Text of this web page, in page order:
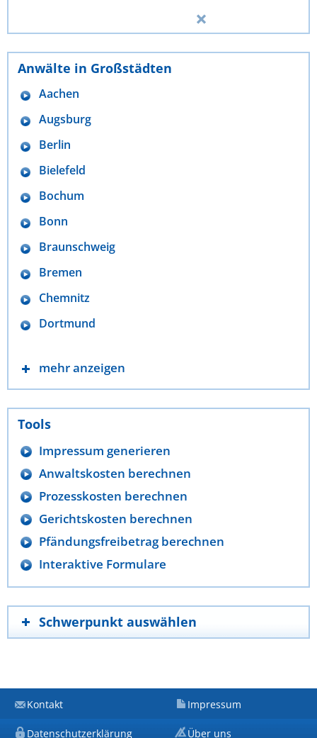
Anwälte in Großstädten
Aachen
Augsburg
Berlin
Bielefeld
Bochum
Bonn
Braunschweig
Bremen
Chemnitz
Dortmund
mehr anzeigen
Tools
Impressum generieren
Anwaltskosten berechnen
Prozesskosten berechnen
Gerichtskosten berechnen
Pfändungsfreibetrag berechnen
Interaktive Formulare
Schwerpunkt auswählen
Kontakt Impressum
Datenschutzerklärung Über uns